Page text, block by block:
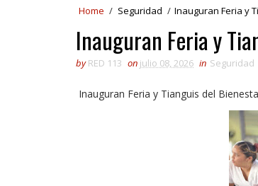
Home / Seguridad / Inauguran Feria y
Inauguran Feria y
by RED 113 on julio 08, 2026 in Seguridad
Inauguran Feria y Tianguis del